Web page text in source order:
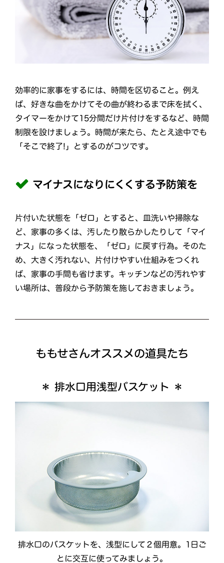
効率的に家事をするには、時間を区切ること。例え
ば、好きな曲をかけてその曲が終わるまで床を拭く、
タイマーをかけて15分間だけ片付けをするなど、時間
制限を設けましょう。時間が来たら、たとえ途中でも
「そこで終了!」とするのがコツです。
マイナスになりにくくする予防策を
片付いた状態を「ゼロ」とすると、皿洗いや掃除な
ど、家事の多くは、汚したり散らかしたりして「マイ
ナス」になった状態を、「ゼロ」に戻す行為。そのた
め、大きく汚れない、片付けやすい仕組みをつくれ
ば、家事の手間も省けます。キッチンなどの汚れやす
い場所は、普段から予防策を施しておきましょう。
ももせさんオススメの道具たち
＊ 排水口用浅型バスケット ＊
排水口のバスケットを、浅型にして２個用意。1日ご
とに交互に使ってみましょう。